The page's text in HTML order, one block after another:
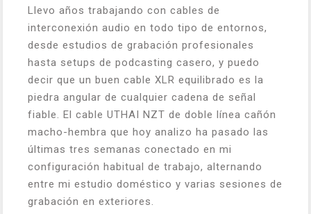
Llevo años trabajando con cables de
interconexión audio en todo tipo de entornos,
desde estudios de grabación profesionales
hasta setups de podcasting casero, y puedo
decir que un buen cable XLR equilibrado es la
piedra angular de cualquier cadena de señal
fiable. El cable UTHAI NZT de doble línea cañón
macho-hembra que hoy analizo ha pasado las
últimas tres semanas conectado en mi
configuración habitual de trabajo, alternando
entre mi estudio doméstico y varias sesiones de
grabación en exteriores.